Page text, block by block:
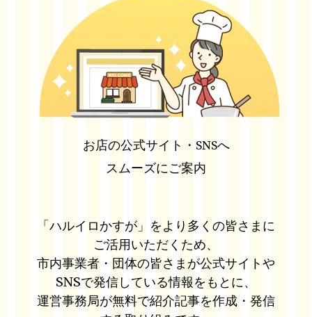
お店の公式サイト・SNSへ
スムーズにご案内
「ハルイロかすが」をより多くの皆さまに
ご活用いただくため、
市内事業者・団体の皆さまが公式サイトや
SNSで発信している情報をもとに、
運営事務局が無料で紹介記事を作成・発信